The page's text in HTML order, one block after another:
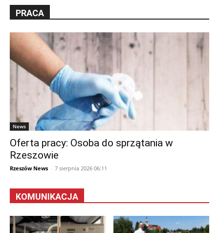
PRACA
News
Oferta pracy: Osoba do sprzątania w
Rzeszowie
Rzeszów News - 7 sierpnia 2026 06:11
KOMUNIKACJA